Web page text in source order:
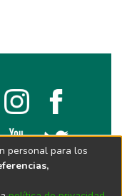
personal para los